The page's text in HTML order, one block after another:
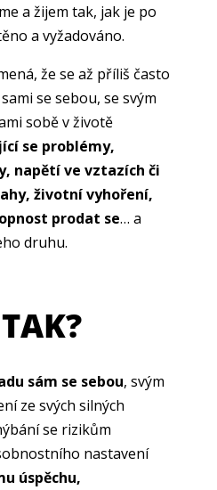
a žijem tak, jak je po
a vyžadováno.
že se až příliš často
se sebou, se svým
sobě v životě
se problémy,
napětí ve vztazích či
životní vyhoření,
prodat se… a
druhu.
sám se sebou, svým
ze svých silných
se rizikům
nastavení
úspěchu,